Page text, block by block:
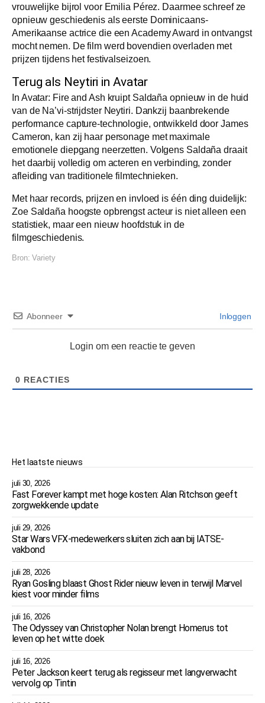
vrouwelijke bijrol voor Emilia Pérez. Daarmee schreef ze
opnieuw geschiedenis als eerste Dominicaans-
Amerikaanse actrice die een Academy Award in ontvangst
mocht nemen. De film werd bovendien overladen met
prijzen tijdens het festivalseizoen.
Terug als Neytiri in Avatar
In Avatar: Fire and Ash kruipt Saldaña opnieuw in de huid
van de Na’vi-strijdster Neytiri. Dankzij baanbrekende
performance capture-technologie, ontwikkeld door James
Cameron, kan zij haar personage met maximale
emotionele diepgang neerzetten. Volgens Saldaña draait
het daarbij volledig om acteren en verbinding, zonder
afleiding van traditionele filmtechnieken.
Met haar records, prijzen en invloed is één ding duidelijk:
Zoe Saldaña hoogste opbrengst acteur is niet alleen een
statistiek, maar een nieuw hoofdstuk in de
filmgeschiedenis.
Bron:Variety
Abonneer Inloggen
Login om een reactie te geven
0 REACTIES
Het laatste nieuws
juli 30, 2026
Fast Forever kampt met hoge kosten: Alan Ritchson geeft
zorgwekkende update
juli 29, 2026
Star Wars VFX-medewerkers sluiten zich aan bij IATSE-
vakbond
juli 28, 2026
Ryan Gosling blaast Ghost Rider nieuw leven in terwijl Marvel
kiest voor minder films
juli 16, 2026
The Odyssey van Christopher Nolan brengt Homerus tot
leven op het witte doek
juli 16, 2026
Peter Jackson keert terug als regisseur met langverwacht
vervolg op Tintin